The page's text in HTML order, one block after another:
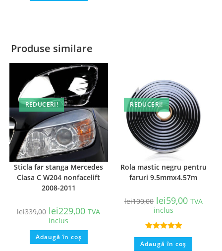
Produse similare
REDUCERI!
Sticla far stanga Mercedes
Clasa C W204 nonfacelift
2008-2011
lei339,00 lei229,00 TVA
inclus
Adaugă în coș
REDUCERI!
Rola mastic negru pentru
faruri 9.5mmx4.57m
lei100,00 lei59,00 TVA
inclus
Evaluat la
5.00din 5
Adaugă în coș